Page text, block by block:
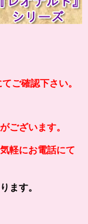
ご確認下さい。
ございます。
軽にお電話にて
ます。